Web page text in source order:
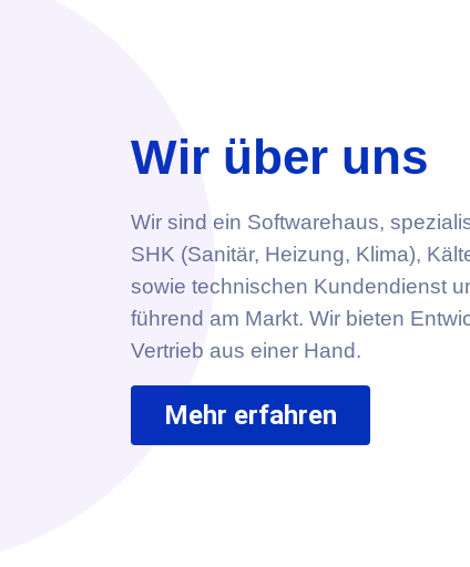
Wir über uns
Wir sind ein Softwarehaus,
SHK (Sanitär, Heizung, Klima),
sowie technischen Kundendienst
führend am Markt. Wir bieten
Vertrieb aus einer Hand.
Mehr erfahren